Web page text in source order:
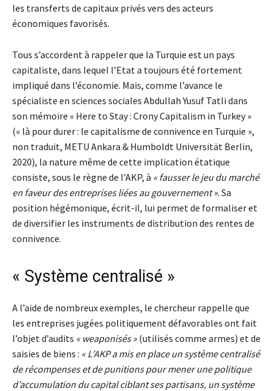
les transferts de capitaux privés vers des acteurs
économiques favorisés.
Tous s’accordent à rappeler que la Turquie est un pays
capitaliste, dans lequel l’Etat a toujours été fortement
impliqué dans l’économie. Mais, comme l’avance le
spécialiste en sciences sociales Abdullah Yusuf Tatli dans
son mémoire « Here to Stay : Crony Capitalism in Turkey »
(« là pour durer : le capitalisme de connivence en Turquie »,
non traduit, METU Ankara & Humboldt Universität Berlin,
2020), la nature même de cette implication étatique
consiste, sous le règne de l’AKP, à « fausser le jeu du marché
en faveur des entreprises liées au gouvernement ». Sa
position hégémonique, écrit-il, lui permet de formaliser et
de diversifier les instruments de distribution des rentes de
connivence.
« Système centralisé »
A l’aide de nombreux exemples, le chercheur rappelle que
les entreprises jugées politiquement défavorables ont fait
l’objet d’audits « weaponisés »(utilisés comme armes) et de
saisies de biens : « L’AKP a mis en place un système centralisé
de récompenses et de punitions pour mener une politique
d’accumulation du capital ciblant ses partisans, un système